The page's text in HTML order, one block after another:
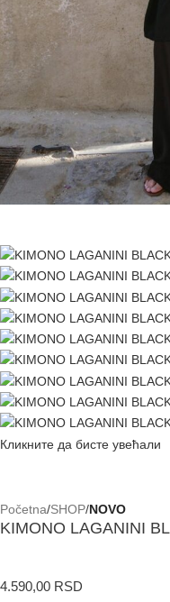
Кликните да бисте увећали
Početna SHOP NOVO
KIMONO LAGANINI
4.590,00 RSD